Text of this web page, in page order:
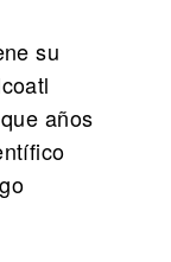
su
años